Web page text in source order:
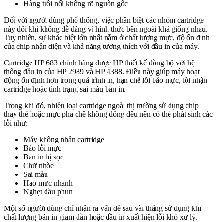
Hàng trôi nổi không rõ nguồn gốc
Đối với người dùng phổ thông, việc phân biệt các nhóm cartridge
này đôi khi không dễ dàng vì hình thức bên ngoài khá giống nhau.
Tuy nhiên, sự khác biệt lớn nhất nằm ở chất lượng mực, độ ổn định
của chip nhận diện và khả năng tương thích với đầu in của máy.
Cartridge HP 683 chính hãng được HP thiết kế đồng bộ với hệ
thống đầu in của HP 2989 và HP 4388. Điều này giúp máy hoạt
động ổn định hơn trong quá trình in, hạn chế lỗi báo mực, lỗi nhận
cartridge hoặc tình trạng sai màu bản in.
Trong khi đó, nhiều loại cartridge ngoài thị trường sử dụng chip
thay thế hoặc mực pha chế không đồng đều nên có thể phát sinh các
lỗi như:
Máy không nhận cartridge
Báo lỗi mực
Bản in bị sọc
Chữ nhòe
Sai màu
Hao mực nhanh
Nghẹt đầu phun
Một số người dùng chỉ nhận ra vấn đề sau vài tháng sử dụng khi
chất lượng bản in giảm dần hoặc đầu in xuất hiện lỗi khó xử lý.